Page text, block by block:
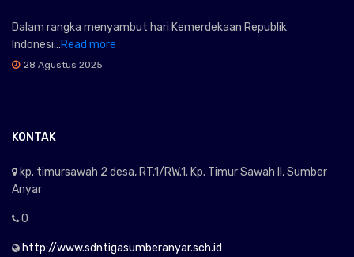
Dalam rangka menyambut hari Kemerdekaan Republik
Indonesi...Read more
28 Agustus 2025
KONTAK
kp. timursawah 2 desa, RT.1/RW.1. Kp. Timur Sawah II, Sumber
Anyar
0
http://www.sdntigasumberanyar.sch.id